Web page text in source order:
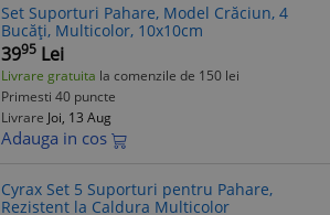
Set Suporturi Pahare, Model Crăciun, 4
Bucăți, Multicolor, 10x10cm
3995 Lei
Livrare gratuita la comenzile de 150 lei
Primesti 40 puncte
Livrare Joi, 13 Aug
Adauga in cos
Cyrax Set 5 Suporturi pentru Pahare,
Rezistent la Caldura Multicolor